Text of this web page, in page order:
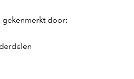
gekenmerkt door: